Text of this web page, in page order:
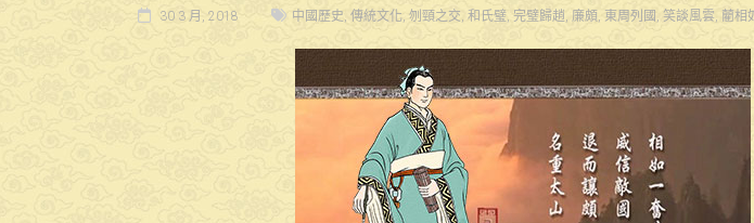
30 3 月, 2018 中國歷史, 傳統文化, 刎頸之交, 和氏璧, 完璧歸趙, 廉頗, 東周列國 , 笑談風雲, 藺相